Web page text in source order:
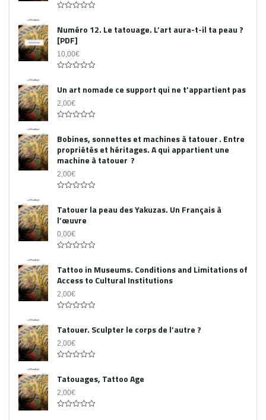
out
of
5
Numéro 12. Le tatouage. L’art aura-t-il ta peau ?
[PDF]
10,00€
out
of
5
Un art nomade ce support qui ne t’appartient pas
2,00€
out
of
5
Bobines, sonnettes et machines à tatouer . Entre
propriétés et héritages. A qui appartient une
machine à tatouer ?
2,00€
out
of
5
Tatouer la peau des Yakuzas. Un Français à
l’œuvre
0,00€
out
of
5
Tattoo in Museums. Conditions and Limitations of
Access to Cultural Institutions
2,00€
out
of
5
Tatouer. Sculpter le corps de l’autre ?
2,00€
out
of
5
Tatouages, Tattoo Age
2,00€